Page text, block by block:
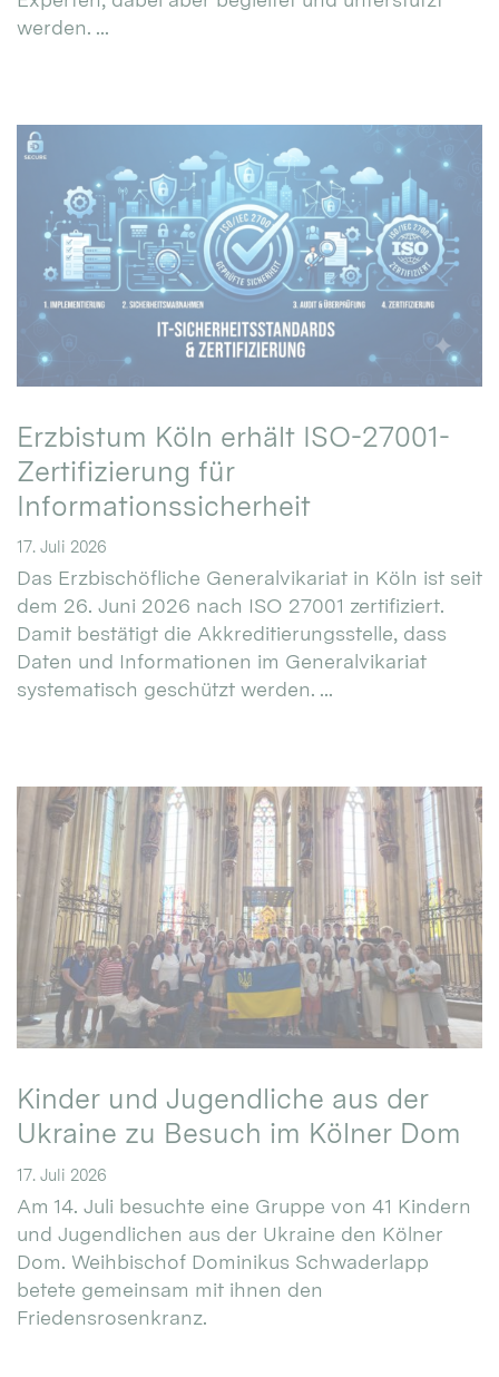
werden. ...
Erzbistum Köln erhält ISO-27001-
Zertifizierung für
Informationssicherheit
17. Juli 2026
Das Erzbischöfliche Generalvikariat in Köln ist seit
dem 26. Juni 2026 nach ISO 27001 zertifiziert.
Damit bestätigt die Akkreditierungsstelle, dass
Daten und Informationen im Generalvikariat
systematisch geschützt werden. ...
Kinder und Jugendliche aus der
Ukraine zu Besuch im Kölner Dom
17. Juli 2026
Am 14. Juli besuchte eine Gruppe von 41 Kindern
und Jugendlichen aus der Ukraine den Kölner
Dom. Weihbischof Dominikus Schwaderlapp
betete gemeinsam mit ihnen den
Friedensrosenkranz.